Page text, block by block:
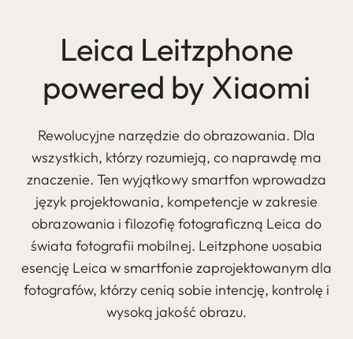
Leica Leitzphone
powered by Xiaomi
Rewolucyjne narzędzie do obrazowania. Dla
wszystkich, którzy rozumieją, co naprawdę ma
znaczenie. Ten wyjątkowy smartfon wprowadza
język projektowania, kompetencje w zakresie
obrazowania i filozofię fotograficzną Leica do
świata fotografii mobilnej. Leitzphone uosabia
esencję Leica w smartfonie zaprojektowanym dla
fotografów, którzy cenią sobie intencję, kontrolę i
wysoką jakość obrazu.